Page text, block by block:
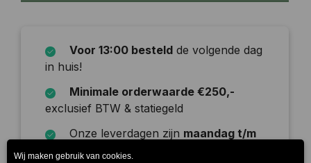
Voor 13:00 besteld de volgende dag
in huis!
Minimale orderwaarde €250,-
exclusief BTW & statiegeld
Onze leverdagen zijn maandag t/m
zaterdag